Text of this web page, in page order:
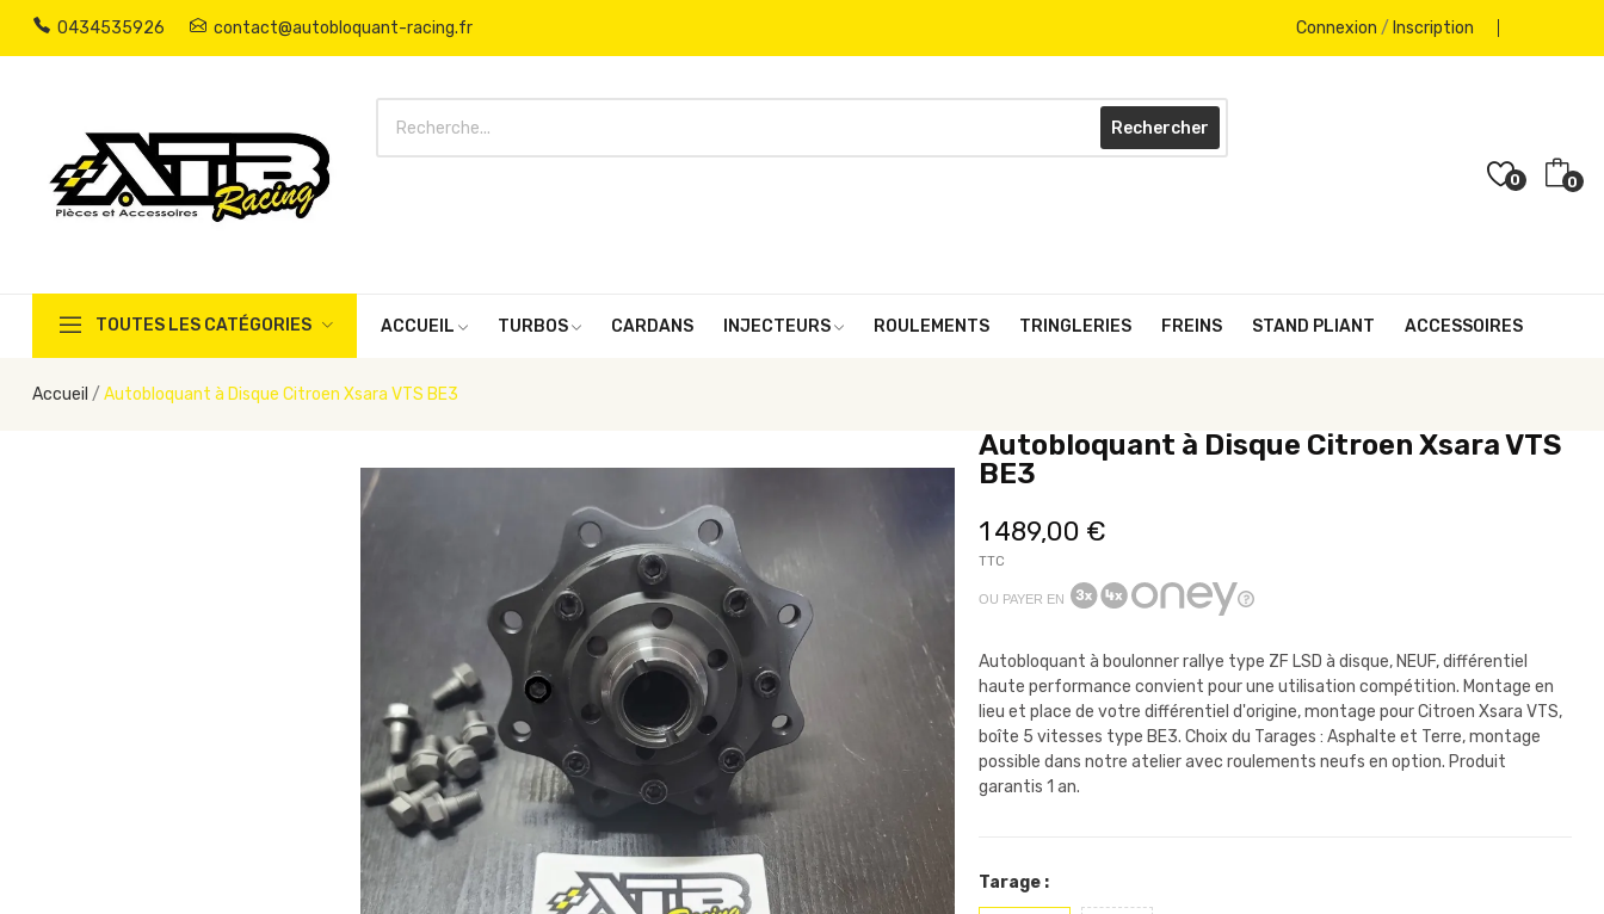
0434535926 contact@autobloquant-racing.fr Connexion / Inscription
Rechercher
0 0
TOUTES LES CATÉGORIES ACCUEIL TURBOS CARDANS INJECTEURS ROULEMENTS TRINGLERIES FREINS STAND PLIANT ACCESSOIRES
Accueil Autobloquant à Disque Citroen Xsara VTS BE3
Autobloquant à Disque Citroen Xsara VTS
BE3
1 489,00 €
TTC
OU PAYER EN
Autobloquant à boulonner rallye type ZF LSD à disque, NEUF, différentiel
haute performance convient pour une utilisation compétition. Montage en
lieu et place de votre différentiel d'origine, montage pour Citroen Xsara VTS,
boîte 5 vitesses type BE3. Choix du Tarages : Asphalte et Terre, montage
possible dans notre atelier avec roulements neufs en option. Produit
garantis 1 an.
Tarage :